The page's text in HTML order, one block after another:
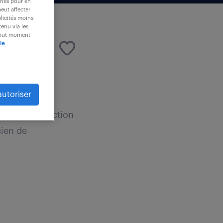
Injection
de
affecter
moins
via les
moment